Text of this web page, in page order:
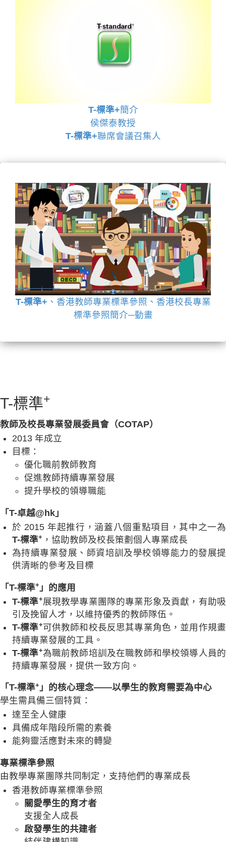
T-標準+簡介
侯傑泰教授
T-標準+聯席會議召集人
T-標準+ 、香港教師專業標準參照、香港校長專業
標準參照簡介─動畫
T-標準+
教師及校長專業發展委員會（COTAP）
2013 年成立
目標：
優化職前教師教育
促進教師持續專業發展
提升學校的領導職能
「T-卓越@hk」
於 2015 年起推行，涵蓋八個重點項目，其中之一為
T-標準+ ，協助教師及校長策劃個人專業成長
為持續專業發展、師資培訓及學校領導能力的發展提
供清晰的參考及目標
「T-標準+ 」的應用
T-標準+展現教學專業團隊的專業形象及貢獻，有助吸
引及挽留人才，以維持優秀的教師隊伍。
T-標準+可供教師和校長反思其專業角色，並用作規畫
持續專業發展的工具。
T-標準+為職前教師培訓及在職教師和學校領導人員的
持續專業發展，提供一致方向。
「T-標準+ 」的核心理念——以學生的教育需要為中心
學生需具備三個特質：
達至全人健康
具備成年階段所需的素養
能夠靈活應對未來的轉變
專業標準參照
由教學專業團隊共同制定，支持他們的專業成長
香港教師專業標準參照
關愛學生的育才者
支援全人成長
啟發學生的共建者